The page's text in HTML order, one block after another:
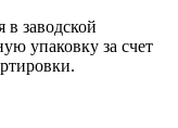
заводской
упаковку за счет